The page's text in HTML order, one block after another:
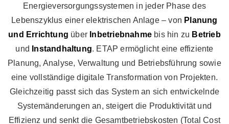
Energieversorgungssystemen in jeder Phase des
Lebenszyklus einer elektrischen Anlage – von Planung
und Errichtung über Inbetriebnahme bis hin zu Betrieb
und
Instandhaltung. ETAP ermöglicht eine effiziente
Planung, Analyse, Verwaltung und Betriebsführung sowie
eine vollständige digitale Transformation von Projekten.
Gleichzeitig passt sich das System an sich entwickelnde
Systemänderungen an, steigert die Produktivität und
Effizienz und senkt die Gesamtbetriebskosten (Total Cost